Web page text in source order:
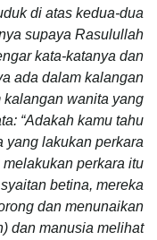
di atas kedua-dua
supaya Rasulullah
kata-katanya dan
ada dalam kalangan
wanita yang
“Adakah kamu tahu
yang lakukan perkara
perkara itu
betina, mereka
dan menunaikan
dan manusia melihat